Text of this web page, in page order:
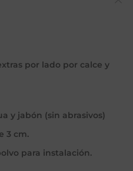
por lado por calce y
y jabón (sin abrasivos)
3 cm.
para instalación.